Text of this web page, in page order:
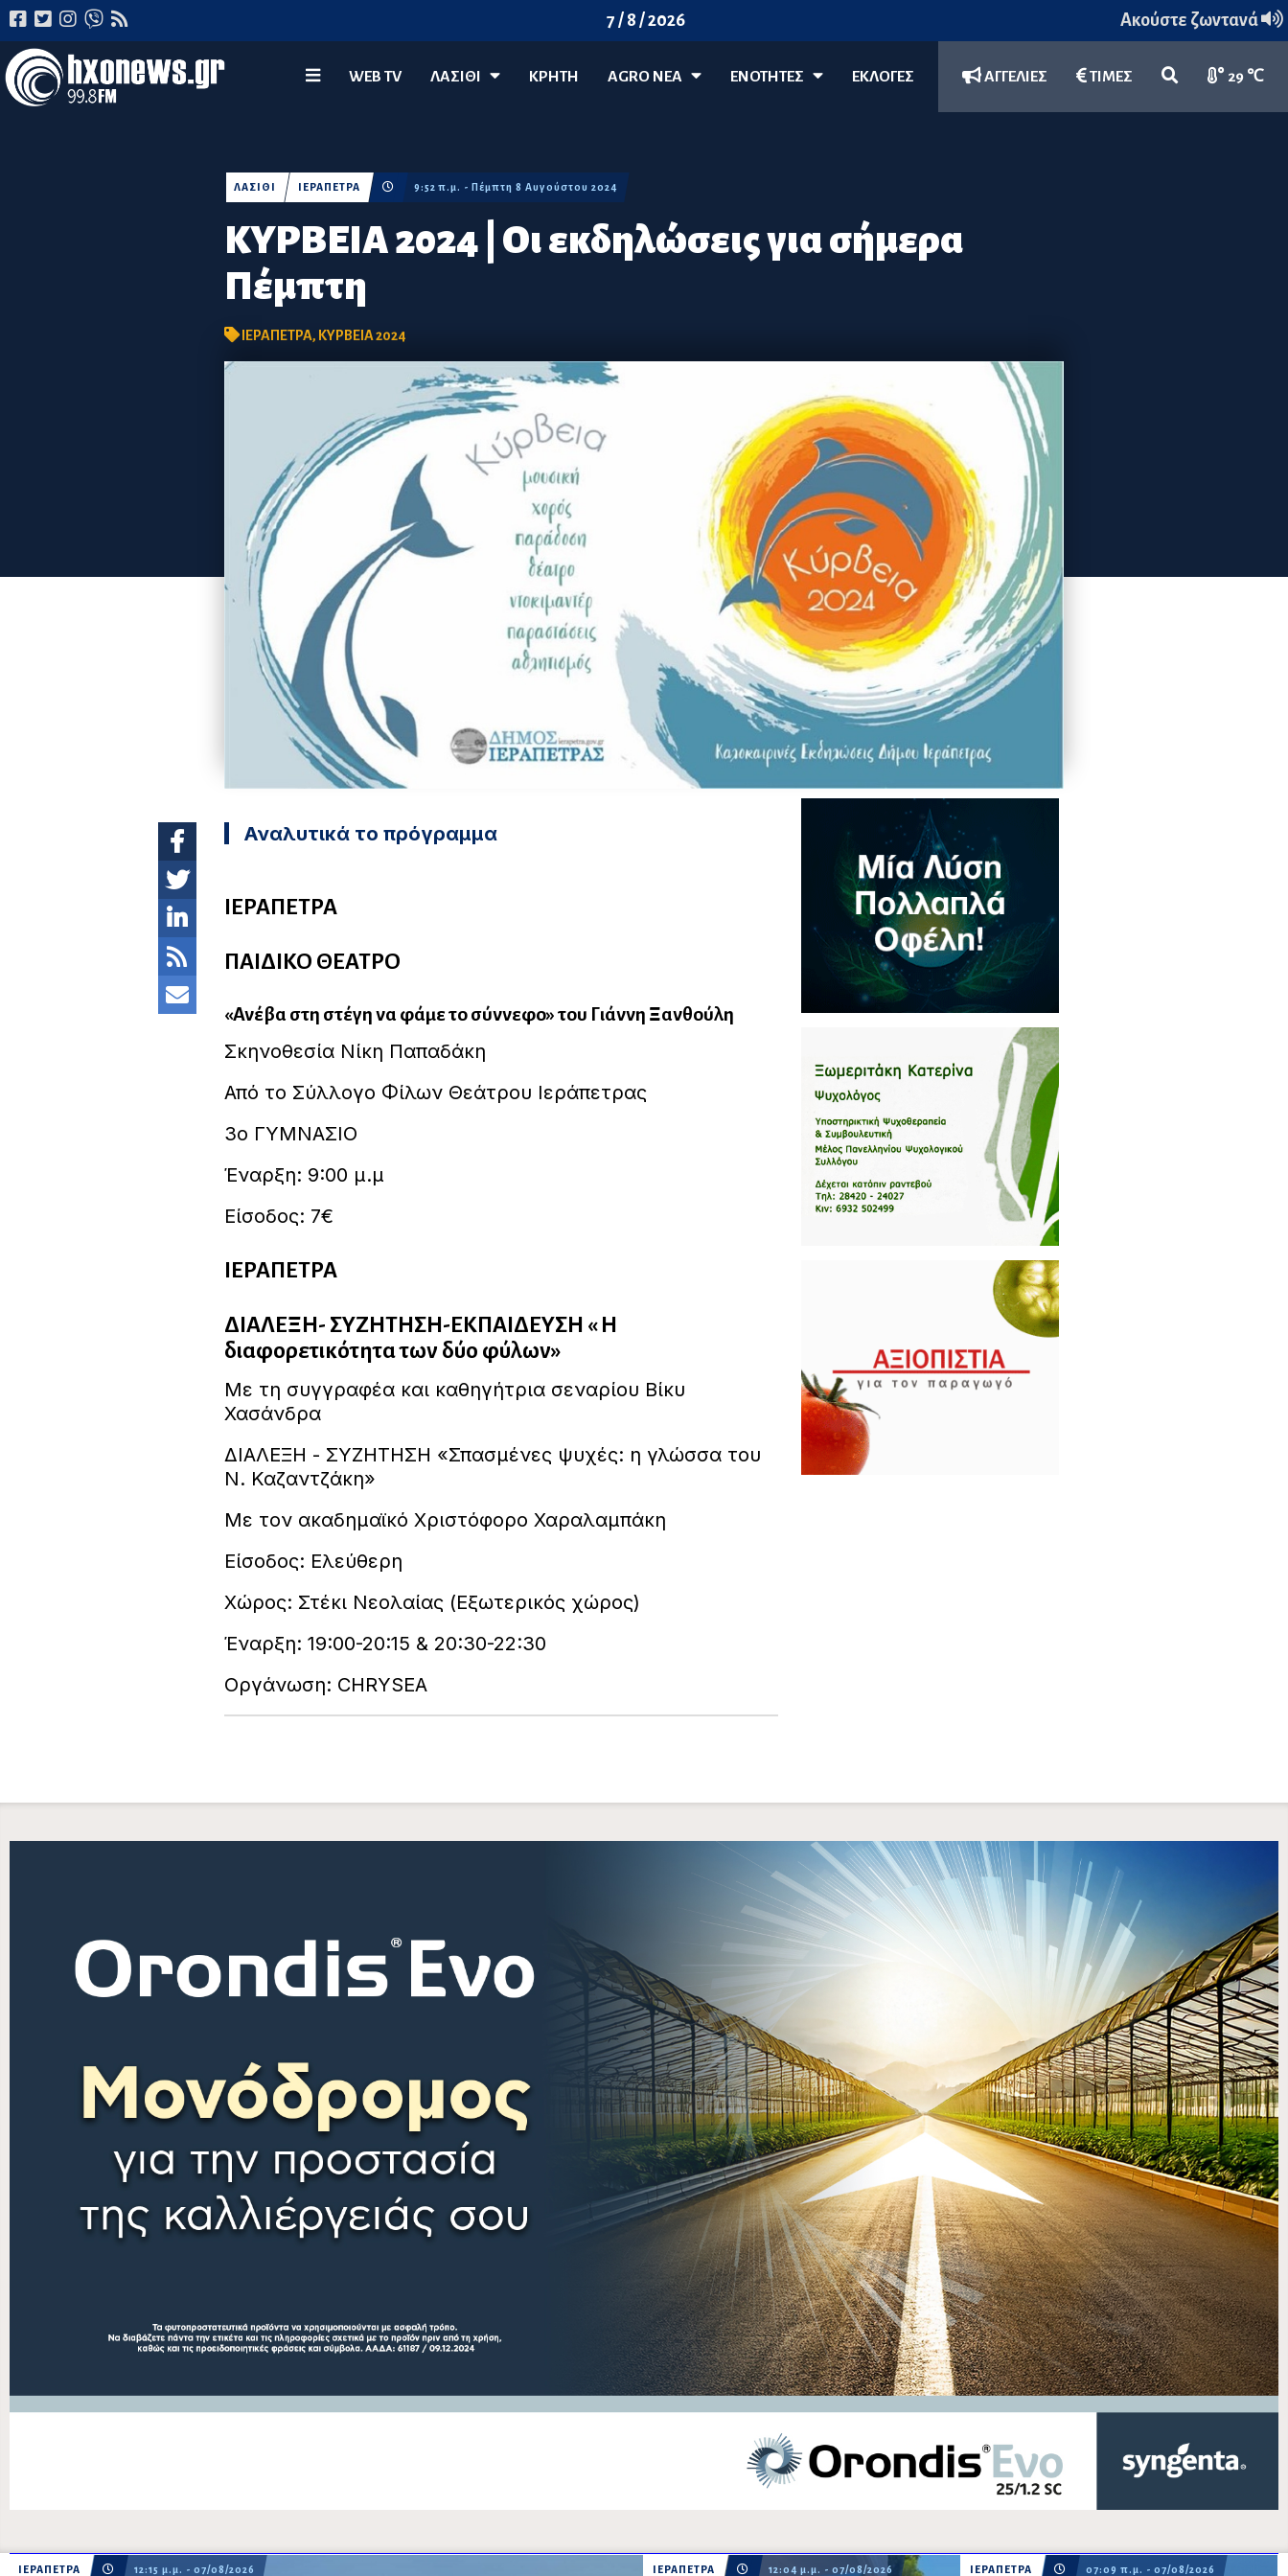
7 / 8 / 2026 Ακούστε ζωντανά
WEB TV ΛΑΣΊΘΙ ΚΡΗΤΗ AGRO ΝΈΑ ΕΝΟΤΗΤΕΣ ΕΚΛΟΓΕΣ ΑΓΓΕΛΙΕΣ ΤΙΜΕΣ 29 ℃
ΚΥΡΒΕΙΑ 2024 | Οι εκδηλώσεις για σήμερα
Πέμπτη
ΛΑΣΙΘΙ ΙΕΡΑΠΕΤΡΑ 9:52 π.μ. - Πέμπτη 8 Αυγούστου 2024
ΙΕΡΑΠΕΤΡΑ, ΚΥΡΒΕΙΑ 2024
Αναλυτικά το πρόγραμμα
ΙΕΡΑΠΕΤΡΑ
ΠΑΙΔΙΚΟ ΘΕΑΤΡΟ
«Ανέβα στη στέγη να φάμε το σύννεφο» του Γιάννη Ξανθούλη
Σκηνοθεσία Νίκη Παπαδάκη
Από το Σύλλογο Φίλων Θεάτρου Ιεράπετρας
3ο ΓΥΜΝΑΣΙΟ
Έναρξη: 9:00 μ.μ
Είσοδος: 7€
ΙΕΡΑΠΕΤΡΑ
ΔΙΑΛΕΞΗ- ΣΥΖΗΤΗΣΗ-ΕΚΠΑΙΔΕΥΣΗ « Η
διαφορετικότητα των δύο φύλων»
Με τη συγγραφέα και καθηγήτρια σεναρίου Βίκυ
Χασάνδρα
ΔΙΑΛΕΞΗ - ΣΥΖΗΤΗΣΗ «Σπασμένες ψυχές: η γλώσσα του
Ν. Καζαντζάκη»
Με τον ακαδημαϊκό Χριστόφορο Χαραλαμπάκη
Είσοδος: Ελεύθερη
Χώρος: Στέκι Νεολαίας (Εξωτερικός χώρος)
Έναρξη: 19:00-20:15 & 20:30-22:30
Οργάνωση: CHRYSEA
ΙΕΡΑΠΕΤΡΑ 12:15 μ.μ. - 07/08/2026 ΙΕΡΑΠΕΤΡΑ 12:04 μ.μ. - 07/08/2026 ΙΕΡΑΠΕΤΡΑ 07:09 π.μ. - 07/08/2026